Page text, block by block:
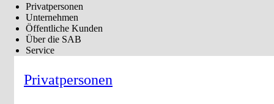
Privatpersonen
Unternehmen
Öffentliche Kunden
Über die SAB
Service
Privatpersonen